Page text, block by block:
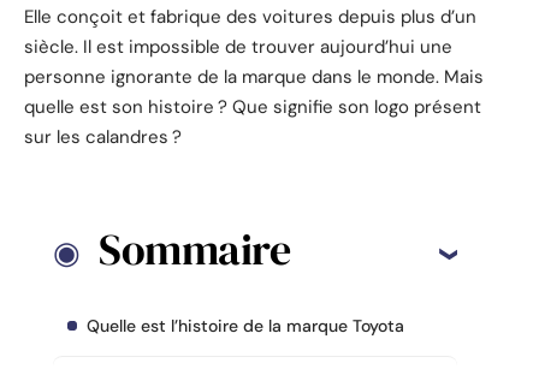
Elle conçoit et fabrique des voitures depuis plus d’un
siècle. Il est impossible de trouver aujourd’hui une
personne ignorante de la marque dans le monde. Mais
quelle est son histoire ? Que signifie son logo présent
sur les calandres ?
Sommaire
Quelle est l’histoire de la marque Toyota